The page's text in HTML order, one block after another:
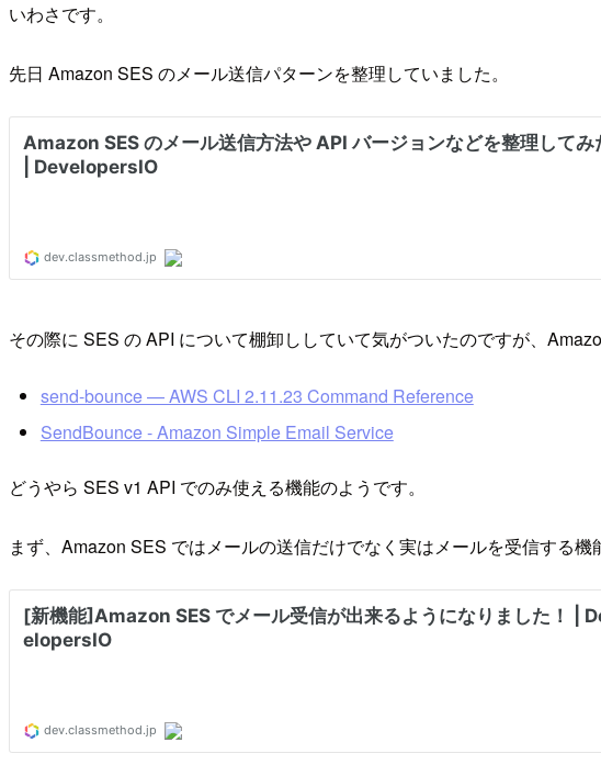
いわさです。
先日 Amazon SES のメール送信パターンを整理していました。
その際に SES の API について棚卸ししていて気がついたのですが、
send-bounce — AWS CLI 2.11.23 Command Reference
SendBounce - Amazon Simple Email Service
どうやら SES v1 API でのみ使える機能のようです。
まず、Amazon SES ではメールの送信だけでなく実はメールを受信する機